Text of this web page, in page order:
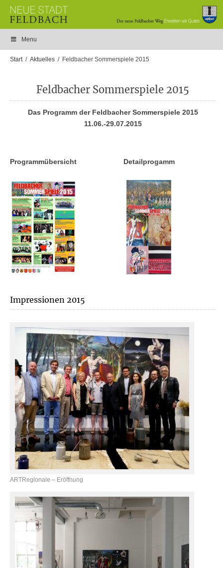
Menu
Start Aktuelles Feldbacher Sommerspiele 2015
Feldbacher Sommerspiele 2015
Das Programm der Feldbacher Sommerspiele 2015
11.06.-29.07.2015
Programmübersicht Detailprogamm
Impressionen 2015
ARTRegionale – Eröffnung